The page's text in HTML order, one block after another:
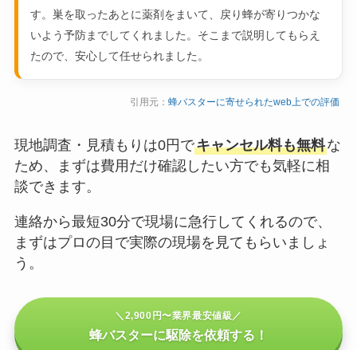
す。巣を取ったあとに薬剤をまいて、戻り蜂が寄りつかな
いよう予防までしてくれました。そこまで説明してもらえ
たので、安心して任せられました。
引用元：蜂バスターに寄せられたweb上での評価
現地調査・見積もりは0円でキャンセル料も無料な
ため、まずは費用だけ確認したい方でも気軽に相
談できます。
連絡から最短30分で現場に急行してくれるので、
まずはプロの目で実際の現場を見てもらいましょ
う。
＼2,900円〜業界最安値級／
蜂バスターに駆除を依頼する！